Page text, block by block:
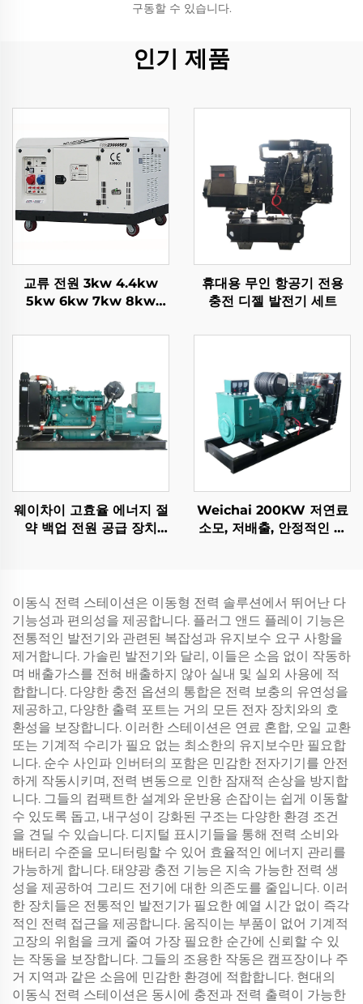
구동할 수 있습니다.
인기 제품
교류 전원 3kw 4.4kw
5kw 6kw 7kw 8kw
가솔린 발전기
휴대용 무인 항공기 전용
충전 디젤 발전기 세트
웨이차이 고효율 에너지 절
약 백업 전원 공급 장치
Weichai 200KW 저연료
소모, 저배출, 안정적인 디
이동식 전력 스테이션은 이동형 전력 솔루션에서 뛰어난 다
기능성과 편의성을 제공합니다. 플러그 앤드 플레이 기능은
전통적인 발전기와 관련된 복잡성과 유지보수 요구 사항을
제거합니다. 가솔린 발전기와 달리, 이들은 소음 없이 작동하
며 배출가스를 전혀 배출하지 않아 실내 및 실외 사용에 적
합합니다. 다양한 충전 옵션의 통합은 전력 보충의 유연성을
제공하고, 다양한 출력 포트는 거의 모든 전자 장치와의 호
환성을 보장합니다. 이러한 스테이션은 연료 혼합, 오일 교환
또는 기계적 수리가 필요 없는 최소한의 유지보수만 필요합
니다. 순수 사인파 인버터의 포함은 민감한 전자기기를 안전
하게 작동시키며, 전력 변동으로 인한 잠재적 손상을 방지합
니다. 그들의 컴팩트한 설계와 운반용 손잡이는 쉽게 이동할
수 있도록 돕고, 내구성이 강화된 구조는 다양한 환경 조건
을 견딜 수 있습니다. 디지털 표시기들을 통해 전력 소비와
배터리 수준을 모니터링할 수 있어 효율적인 에너지 관리를
가능하게 합니다. 태양광 충전 기능은 지속 가능한 전력 생
성을 제공하여 그리드 전기에 대한 의존도를 줄입니다. 이러
한 장치들은 전통적인 발전기가 필요한 예열 시간 없이 즉각
적인 전력 접근을 제공합니다. 움직이는 부품이 없어 기계적
고장의 위험을 크게 줄여 가장 필요한 순간에 신뢰할 수 있
는 작동을 보장합니다. 그들의 조용한 작동은 캠프장이나 주
거 지역과 같은 소음에 민감한 환경에 적합합니다. 현대의
이동식 전력 스테이션은 동시에 충전과 전력 출력이 가능한